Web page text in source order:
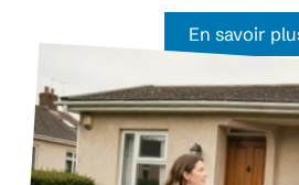
En savoir